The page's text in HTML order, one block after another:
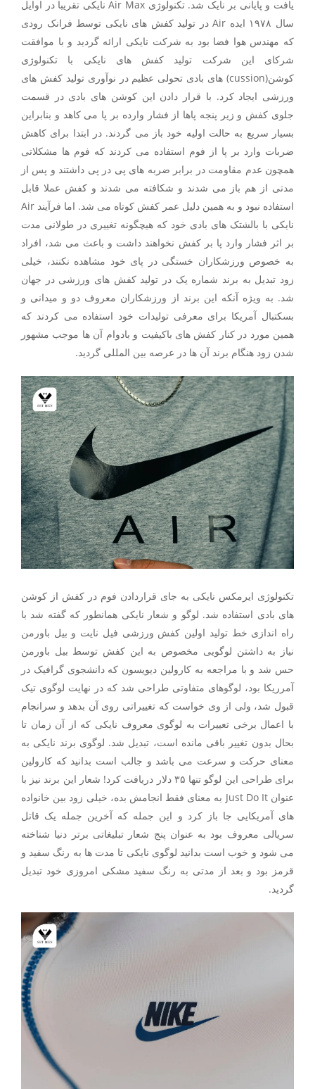
یافت و پایانی بر نایک شد. تکنولوژی Air Max نایکی تقریبا در اوایل
سال ۱۹۷۸ ایده Air در تولید کفش های نایکی توسط فرانک رودی
که مهندس هوا فضا بود به شرکت نایکی ارائه گردید و با موافقت
شرکای این شرکت تولید کفش های نایکی با تکنولوژی
کوشن(cussion) های بادی تحولی عظیم در نوآوری تولید کفش های
ورزشی ایجاد کرد. با قرار دادن این کوشن های بادی در قسمت
جلوی کفش و زیر پنجه پاها از فشار وارده بر پا می کاهد و بنابراین
بسیار سریع به حالت اولیه خود باز می گردند. در ابتدا برای کاهش
ضربات وارد بر پا از فوم استفاده می کردند که فوم ها مشکلاتی
همچون عدم مقاومت در برابر ضربه های پی در پی داشتند و پس از
مدتی از هم باز می شدند و شکافته می شدند و کفش عملا قابل
استفاده نبود و به همین دلیل عمر کفش کوتاه می شد. اما فرآیند Air
نایکی با بالشتک های بادی خود که هیچگونه تغییری در طولانی مدت
بر اثر فشار وارد پا بر کفش نخواهند داشت و باعث می شد، افراد
به خصوص ورزشکاران خستگی در پای خود مشاهده نکنند، خیلی
زود تبدیل به برند شماره یک در تولید کفش های ورزشی در جهان
شد. به ویژه آنکه این برند از ورزشکاران معروف دو و میدانی و
بسکتبال آمریکا برای معرفی تولیدات خود استفاده می کردند که
همین مورد در کنار کفش های باکیفیت و بادوام آن ها موجب مشهور
شدن زود هنگام برند آن ها در عرصه بین المللی گردید.
تکنولوژی ایرمکس نایکی به جای قراردادن فوم در کفش از کوشن
های بادی استفاده شد. لوگو و شعار نایکی همانطور که گفته شد با
راه اندازی خط تولید اولین کفش ورزشی فیل نایت و بیل باورمن
نیاز به داشتن لوگویی مخصوص به این کفش توسط بیل باورمن
حس شد و با مراجعه به کارولین دیویسون که دانشجوی گرافیک در
آمرریکا بود، لوگوهای متفاوتی طراحی شد که در نهایت لوگوی تیک
قبول شد، ولی از وی خواست که تغییراتی روی آن بدهد و سرانجام
با اعمال برخی تعییرات به لوگوی معروف نایکی که از آن زمان تا
بحال بدون تغییر باقی مانده است، تبدیل شد. لوگوی برند نایکی به
معنای حرکت و سرعت می باشد و جالب است بدانید که کارولین
برای طراحی این لوگو تنها ۳۵ دلار دریافت کرد! شعار این برند نیز با
عنوان Just Do It به معنای فقط انجامش بده، خیلی زود بین خانواده
های آمریکایی جا باز کرد و این جمله که آخرین جمله یک قاتل
سریالی معروف بود به عنوان پنج شعار تبلیغاتی برتر دنیا شناخته
می شود و خوب است بدانید لوگوی نایکی تا مدت ها به رنگ سفید و
قرمز بود و بعد از مدتی به رنگ سفید مشکی امروزی خود تبدیل
گردید.